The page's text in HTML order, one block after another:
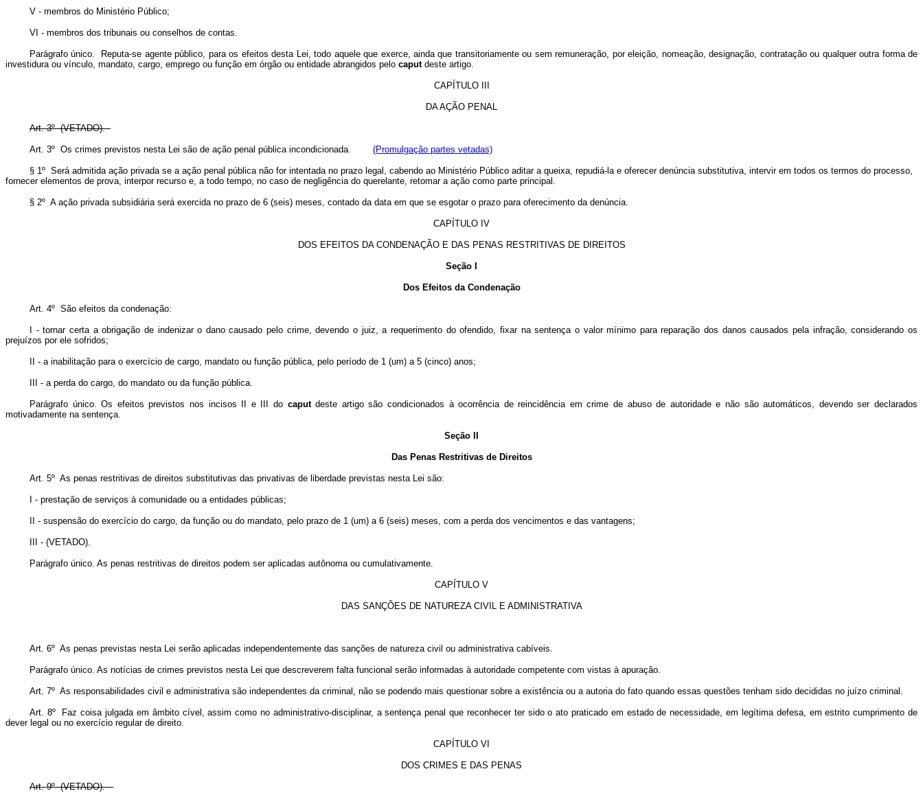
V - membros do Ministério Público;
VI - membros dos tribunais ou conselhos de contas.
Parágrafo único. Reputa-se agente público, para os efeitos desta Lei, todo aquele que exerce, ainda que transitoriamente ou sem remuneração, por eleição, nomeação, designação, contratação ou qualquer outra forma de
investidura ou vínculo, mandato, cargo, emprego ou função em órgão ou entidade abrangidos pelo caput deste artigo.
CAPÍTULO III
DA AÇÃO PENAL
Art. 3º (VETADO).
Art. 3º Os crimes previstos nesta Lei são de ação penal pública incondicionada. (Promulgação partes vetadas)
§ 1º Será admitida ação privada se a ação penal pública não for intentada no prazo legal, cabendo ao Ministério Público aditar a queixa, repudiá-la e oferecer denúncia substitutiva, intervir em todos os termos do processo,
fornecer elementos de prova, interpor recurso e, a todo tempo, no caso de negligência do querelante, retomar a ação como parte principal.
§ 2º A ação privada subsidiária será exercida no prazo de 6 (seis) meses, contado da data em que se esgotar o prazo para oferecimento da denúncia.
CAPÍTULO IV
DOS EFEITOS DA CONDENAÇÃO E DAS PENAS RESTRITIVAS DE DIREITOS
Seção I
Dos Efeitos da Condenação
Art. 4º São efeitos da condenação:
I - tornar certa a obrigação de indenizar o dano causado pelo crime, devendo o juiz, a requerimento do ofendido, fixar na sentença o valor mínimo para reparação dos danos causados pela infração, considerando os
prejuízos por ele sofridos;
II - a inabilitação para o exercício de cargo, mandato ou função pública, pelo período de 1 (um) a 5 (cinco) anos;
III - a perda do cargo, do mandato ou da função pública.
Parágrafo único. Os efeitos previstos nos incisos II e III do caputdeste artigo são condicionados à ocorrência de reincidência em crime de abuso de autoridade e não são automáticos, devendo ser declarados
motivadamente na sentença.
Seção II
Das Penas Restritivas de Direitos
Art. 5º As penas restritivas de direitos substitutivas das privativas de liberdade previstas nesta Lei são:
I - prestação de serviços à comunidade ou a entidades públicas;
II - suspensão do exercício do cargo, da função ou do mandato, pelo prazo de 1 (um) a 6 (seis) meses, com a perda dos vencimentos e das vantagens;
III - (VETADO).
Parágrafo único. As penas restritivas de direitos podem ser aplicadas autônoma ou cumulativamente.
CAPÍTULO V
DAS SANÇÕES DE NATUREZA CIVIL E ADMINISTRATIVA
Art. 6º As penas previstas nesta Lei serão aplicadas independentemente das sanções de natureza civil ou administrativa cabíveis.
Parágrafo único. As notícias de crimes previstos nesta Lei que descreverem falta funcional serão informadas à autoridade competente com vistas à apuração.
Art. 7º As responsabilidades civil e administrativa são independentes da criminal, não se podendo mais questionar sobre a existência ou a autoria do fato quando essas questões tenham sido decididas no juízo criminal.
Art. 8º Faz coisa julgada em âmbito cível, assim como no administrativo-disciplinar, a sentença penal que reconhecer ter sido o ato praticado em estado de necessidade, em legítima defesa, em estrito cumprimento de
dever legal ou no exercício regular de direito.
CAPÍTULO VI
DOS CRIMES E DAS PENAS
Art. 9º (VETADO).